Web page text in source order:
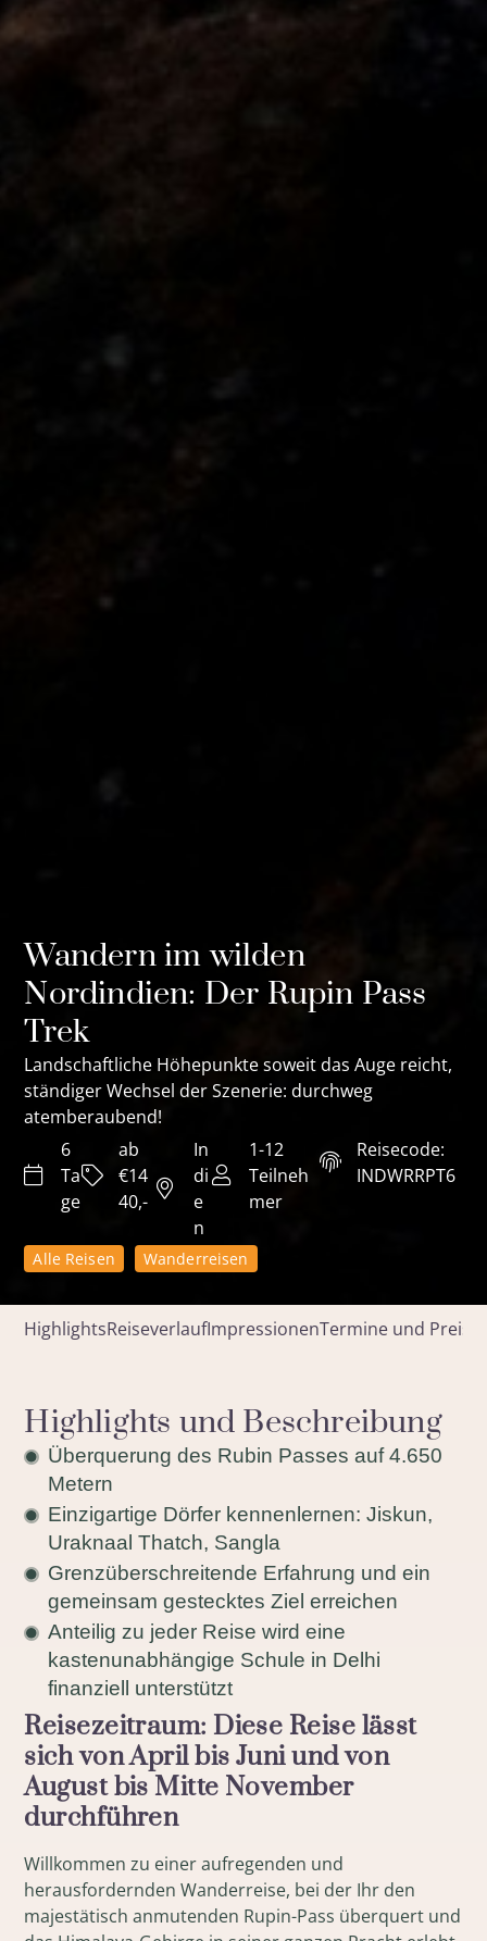
Wandern im wilden
Nordindien: Der Rupin Pass
Trek
Landschaftliche Höhepunkte soweit das Auge reicht,
ständiger Wechsel der Szenerie: durchweg
atemberaubend!
6
Ta
ge
ab
€14
40,-
In
di
e
n
1-12
Teilneh
mer
Reisecode:
INDWRRPT6
Alle Reisen Wanderreisen
HighlightsReiseverlaufImpressionenTermine und Preise
Highlights und Beschreibung
Überquerung des Rubin Passes auf 4.650
Metern
Einzigartige Dörfer kennenlernen: Jiskun,
Uraknaal Thatch, Sangla
Grenzüberschreitende Erfahrung und ein
gemeinsam gestecktes Ziel erreichen
Anteilig zu jeder Reise wird eine
kastenunabhängige Schule in Delhi
finanziell unterstützt
Reisezeitraum: Diese Reise lässt
sich von April bis Juni und von
August bis Mitte November
durchführen
Willkommen zu einer aufregenden und
herausfordernden Wanderreise, bei der Ihr den
majestätisch anmutenden Rupin-Pass überquert und